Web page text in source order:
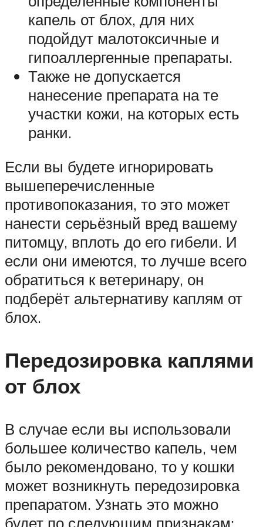
капель от блох, для них
подойдут малотоксичные и
гипоаллергенные препараты.
Также не допускается
нанесение препарата на те
участки кожи, на которых есть
ранки.
Если вы будете игнорировать
вышеперечисленные
противопоказания, то это может
нанести серьёзный вред вашему
питомцу, вплоть до его гибели. И
если они имеются, то лучше всего
обратиться к ветеринару, он
подберёт альтернативу каплям от
блох.
Передозировка каплями
от блох
В случае если вы использовали
большее количество капель, чем
было рекомендовано, то у кошки
может возникнуть передозировка
препаратом. Узнать это можно
будет по следующим признакам: